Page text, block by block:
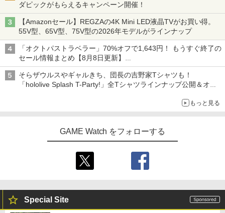
ダピックがもらえるキャンペーン開催！
【Amazonセール】REGZAの4K Mini LED液晶TVがお買い得。
55V型、65V型、75V型の2026年モデルがラインナップ
「オクトパストラベラー」70%オフで1,643円！ もうすぐ終了の
セール情報まとめ【8月8日更新】
ニンテンドーeショップでは「大神 絶景版」が67%オフで990円
そらザウルスやギャルきち、団長の吉野家Tシャツも！
「hololive Splash T-Party!」全Tシャツラインナップ公開＆オン
もっと見る
GAME Watch をフォローする
Special Site